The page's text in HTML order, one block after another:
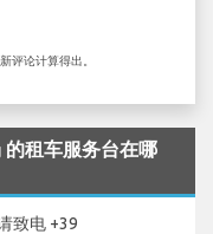
评论计算得出。
租车服务台在哪
致电 +39